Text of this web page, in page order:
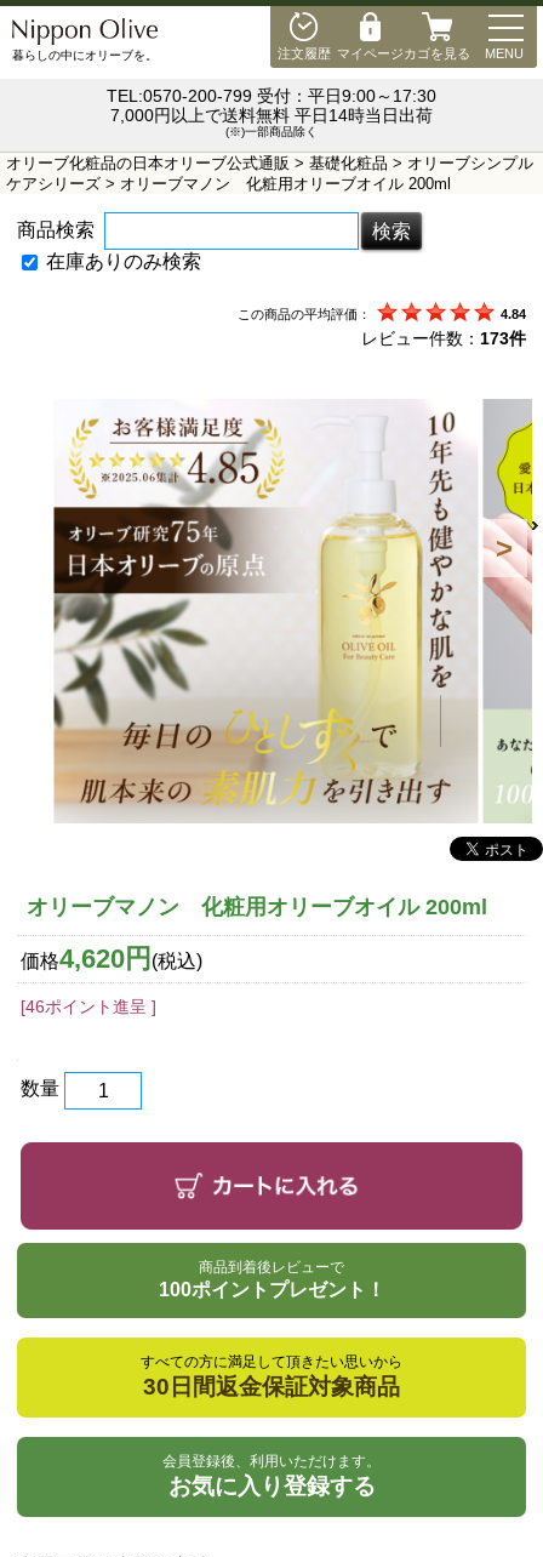
注文履歴 マイページカゴを見る MENU
暮らしの中にオリーブを。
TEL:0570-200-799 受付：平日9:00～17:30
7,000円以上で送料無料 平日14時当日出荷
(※)一部商品除く
オリーブ化粧品の日本オリーブ公式通販 > 基礎化粧品 > オリーブシンプル
ケアシリーズ > オリーブマノン 化粧用オリーブオイル 200ml
商品検索
在庫ありのみ検索
この商品の平均評価： 4.84
レビュー件数： 173件
オリーブマノン 化粧用オリーブオイル 200ml
価格4,620円 (税込)
[46ポイント進呈 ]
数量
商品到着後レビューで
100ポイントプレゼント！
すべての方に満足して頂きたい思いから
30日間返金保証対象商品
会員登録後、利用いただけます。
お気に入り登録する